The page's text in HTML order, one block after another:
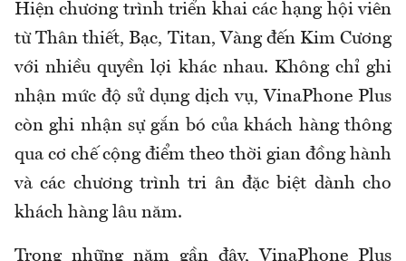
Hiện chương trình triển khai các hạng hội viên
từ Thân thiết, Bạc, Titan, Vàng đến Kim Cương
với nhiều quyền lợi khác nhau. Không chỉ ghi
nhận mức độ sử dụng dịch vụ, VinaPhone Plus
còn ghi nhận sự gắn bó của khách hàng thông
qua cơ chế cộng điểm theo thời gian đồng hành
và các chương trình tri ân đặc biệt dành cho
khách hàng lâu năm.
Trong những năm gần đây, VinaPhone Plus